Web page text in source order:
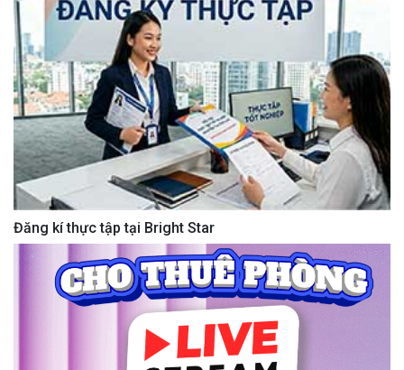
Đăng kí thực tập tại Bright Star